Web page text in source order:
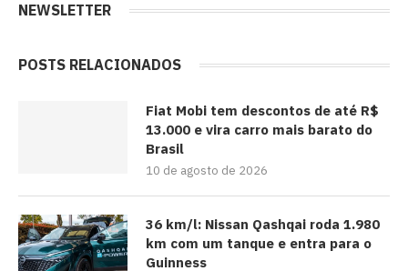
NEWSLETTER
POSTS RELACIONADOS
Fiat Mobi tem descontos de até R$
13.000 e vira carro mais barato do
Brasil
10 de agosto de 2026
36 km/l: Nissan Qashqai roda 1.980
km com um tanque e entra para o
Guinness